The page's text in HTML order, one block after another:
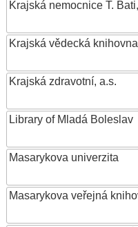
Krajská nemocnice T.
Krajská vědecká
Krajská zdravotní, a.s.
Library of Mladá Boleslav
Masarykova univerzita
Masarykova veřejná